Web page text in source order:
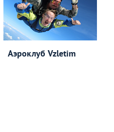
Аэроклуб Vzletim